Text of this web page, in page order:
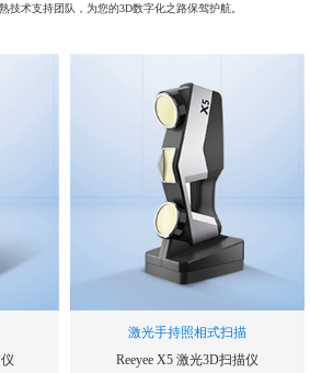
技术支持团队，为您的3D数字化之路保驾护航。
激光手持照相式扫描
Reeyee X5 激光3D扫描仪